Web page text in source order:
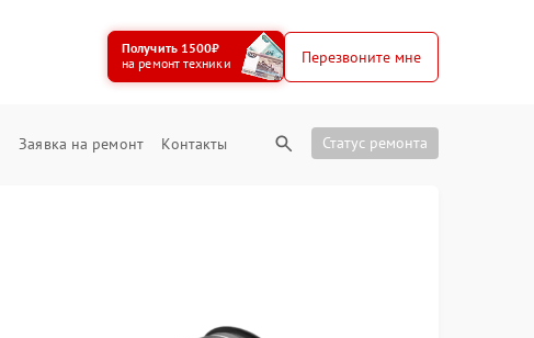
Получить 1500₽
на ремонт техники
Перезвоните мне
Заявка на ремонт Контакты Статус ремонта